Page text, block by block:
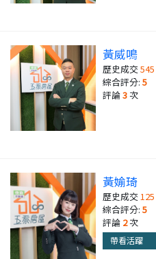
黃威鳴
歷史成交545
綜合評分:5
評論3次
黃媮琦
歷史成交125
綜合評分:5
評論 2次
帶看活躍